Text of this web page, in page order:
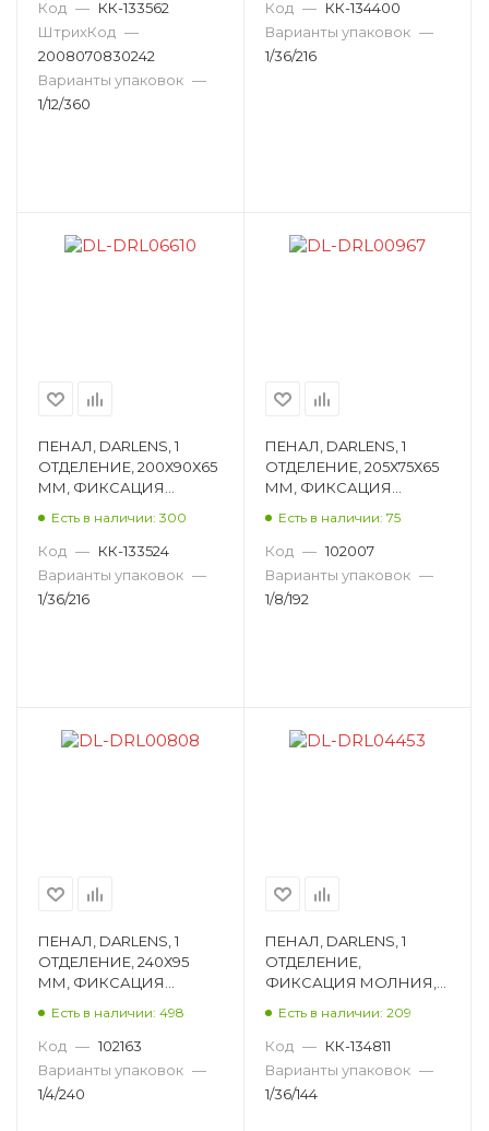
АССОРТИ DL-DRL06651
Код — КК-133562
ШтрихКод —
2008070830242
Варианты упаковок —
1/12/360
АССОРТИ DL-DRL06427
Код — КК-134400
Варианты упаковок —
1/36/216
ПЕНАЛ, DARLENS, 1
ОТДЕЛЕНИЕ, 200Х90Х65
ММ, ФИКСАЦИЯ
АССОРТИ DL-DRL06610
Есть в наличии: 300
Код — КК-133524
Варианты упаковок —
1/36/216
ПЕНАЛ, DARLENS, 1
ОТДЕЛЕНИЕ, 205Х75Х65
ММ, ФИКСАЦИЯ
АССОРТИ DL-DRL00967
Есть в наличии: 75
Код — 102007
Варианты упаковок —
1/8/192
ПЕНАЛ, DARLENS, 1
ОТДЕЛЕНИЕ, 240Х95
ММ, ФИКСАЦИЯ
ВОДНОЙ ОСНОВЕ DL-
DRL00808
Есть в наличии: 498
Код — 102163
Варианты упаковок —
1/4/240
ПЕНАЛ, DARLENS, 1
ОТДЕЛЕНИЕ,
ФИКСАЦИЯ МОЛНИЯ,
Есть в наличии: 209
Код — КК-134811
Варианты упаковок —
1/36/144